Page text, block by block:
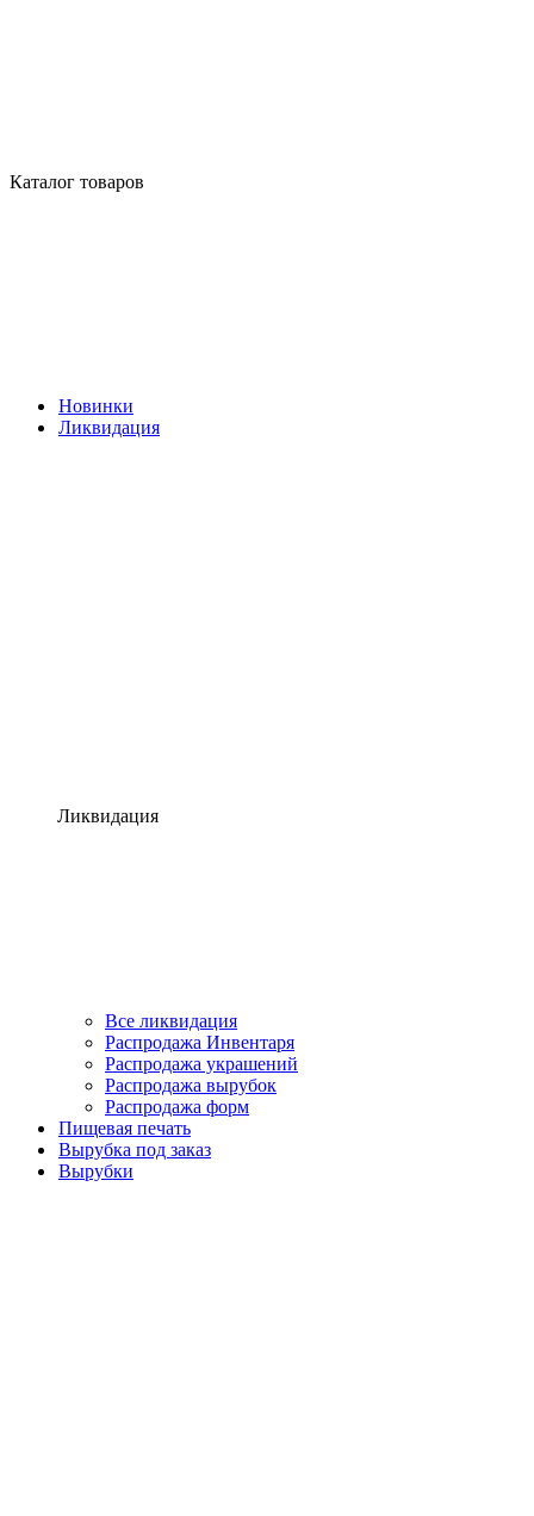
Каталог товаров
Новинки
Ликвидация
Ликвидация
Все ликвидация
Распродажа Инвентаря
Распродажа украшений
Распродажа вырубок
Распродажа форм
Пищевая печать
Вырубка под заказ
Вырубки